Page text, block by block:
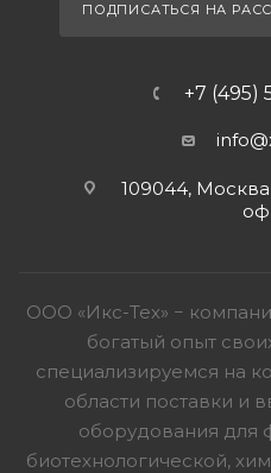
ПОДПИСАТЬСЯ НА
+7 (495)
109044,
ООО «Икс-Тех» −
богатый опыт
специализируемся на
области поставки и
оборудования для
биотехнологической,